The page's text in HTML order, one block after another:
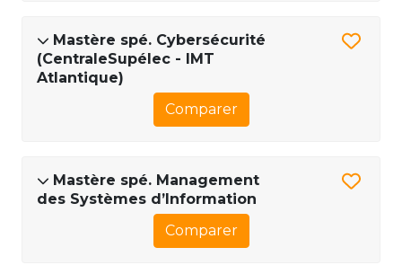
Mastère spé. Cybersécurité
(CentraleSupélec - IMT
Atlantique)
Comparer
Mastère spé. Management
des Systèmes d’Information
Comparer